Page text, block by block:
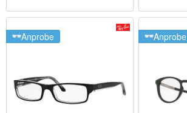
Anprobe Anprobe